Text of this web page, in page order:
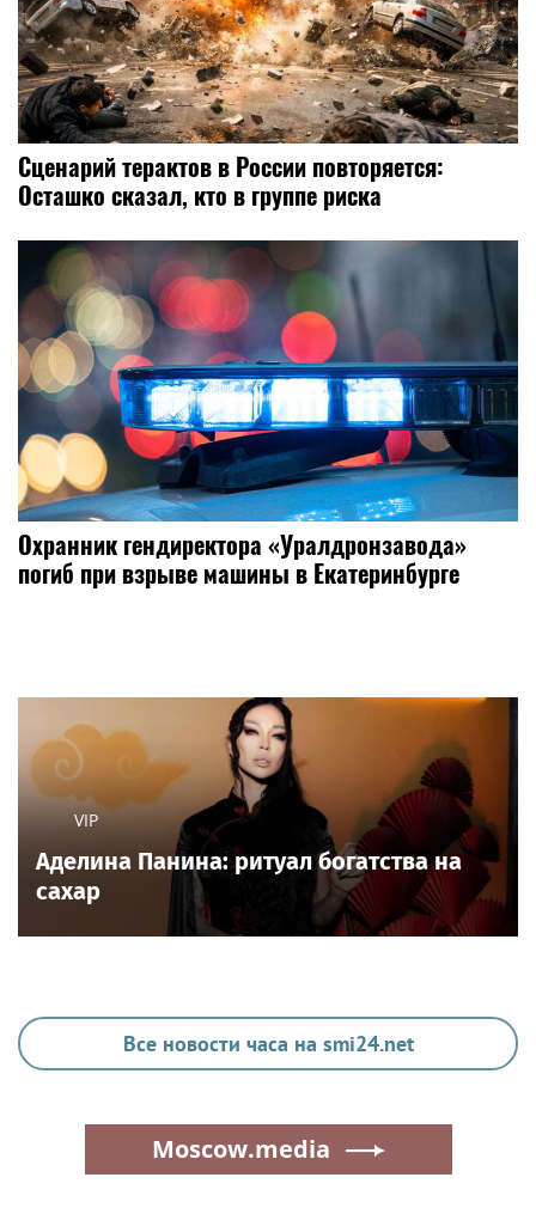
Сценарий терактов в России повторяется:
Осташко сказал, кто в группе риска
Охранник гендиректора «Уралдронзавода»
погиб при взрыве машины в Екатеринбурге
VIP
Аделина Панина: ритуал богатства на
сахар
Все новости часа на smi24.net
Moscow.media